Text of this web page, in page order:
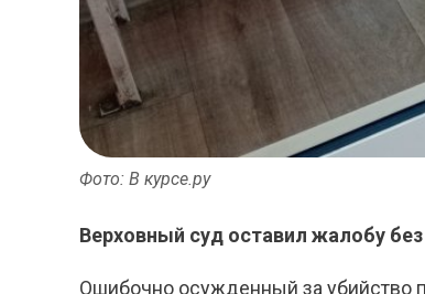
Фото: В курсе.ру
Верховный суд оставил жалобу
Ошибочно осужденный за убийство